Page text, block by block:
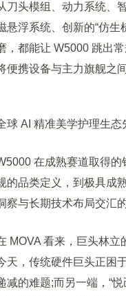
刀头模组、动力系统、
悬浮系统、创新的“仿
，都能让 W5000 跳出
便携设备与主力旗舰之
AI 精准美学护理生态
在成熟赛道取得的
的品类定义，到极具成
察与长期技术布局交汇
看来，巨头林立
天，传统硬件巨头正困
减的难题;而另一端，“